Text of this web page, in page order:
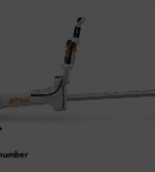
ότι υπάρχουν
προϊόντος με
του κινούμενου
εξάρτημα θα
και άλλα